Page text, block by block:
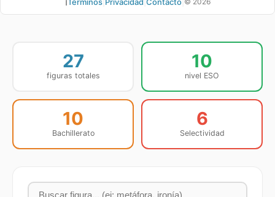
27
figuras totales
10
nivel ESO
10
Bachillerato
6
Selectividad